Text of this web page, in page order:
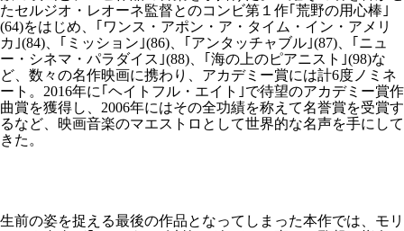
たセルジオ・レオーネ監督とのコンビ第１作｢荒野の用心棒｣
(64)をはじめ、｢ワンス・アポン・ア・タイム・イン・アメリ
カ｣(84)、｢ミッション｣(86)、｢アンタッチャブル｣(87)、｢ニュ
ー・シネマ・パラダイス｣(88)、｢海の上のピアニスト｣(98)な
ど、数々の名作映画に携わり、アカデミー賞には計6度ノミネ
ート。2016年に｢ヘイトフル・エイト｣で待望のアカデミー賞作
曲賞を獲得し、2006年にはその全功績を称えて名誉賞を受賞す
るなど、映画音楽のマエストロとして世界的な名声を手にして
きた。
生前の姿を捉える最後の作品となってしまった本作では、モリ